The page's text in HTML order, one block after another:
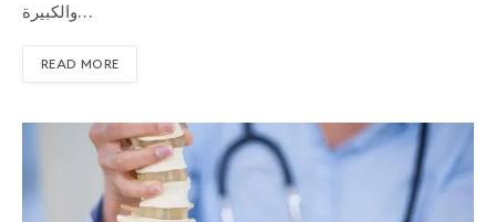
والكبيرة…
READ MORE